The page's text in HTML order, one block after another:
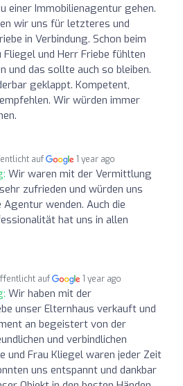
einer Immobilienagentur gehen.
wir uns für letzteres und
in Verbindung. Schon beim
und Herr Friebe fühlten
und das sollte auch so bleiben.
geklappt. Kompetent,
Wir würden immer
auf 1 year ago
Wir waren mit der Vermittlung
zufrieden und würden uns
wenden. Auch die
hat uns in allen
auf 1 year ago
Wir haben mit der
unser Elternhaus verkauft und
an begeistert von der
und verbindlichen
und Frau Kliegel waren jeder Zeit
uns entspannt und dankbar